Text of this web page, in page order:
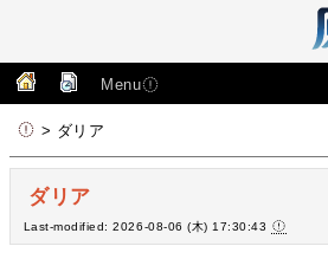
Menu
> ダリア
ダリア
Last-modified: 2026-08-06 (木) 17:30:43